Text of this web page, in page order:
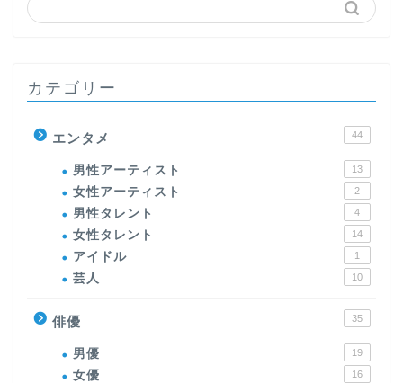
カテゴリー
エンタメ 44
男性アーティスト 13
女性アーティスト 2
男性タレント 4
女性タレント 14
アイドル 1
芸人 10
俳優 35
男優 19
女優 16